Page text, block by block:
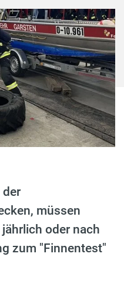
der
müssen
oder nach
zum "Finnentest"